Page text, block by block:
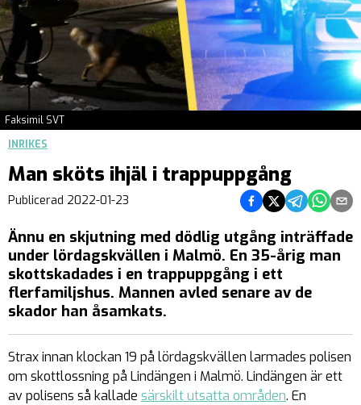
Faksimil SVT
INRIKES
Man sköts ihjäl i trappuppgång
Publicerad 2022-01-23 Dela på Facebook
Dela på Twitter
Dela påDela på
Dela
Ännu en skjutning med dödlig utgång inträffade
under lördagskvällen i Malmö. En 35-årig man
skottskadades i en trappuppgång i ett
flerfamiljshus. Mannen avled senare av de
skador han åsamkats.
Strax innan klockan 19 på lördagskvällen larmades polisen
om skottlossning på Lindängen i Malmö. Lindängen är ett
av polisens så kallade särskilt utsatta områden. En